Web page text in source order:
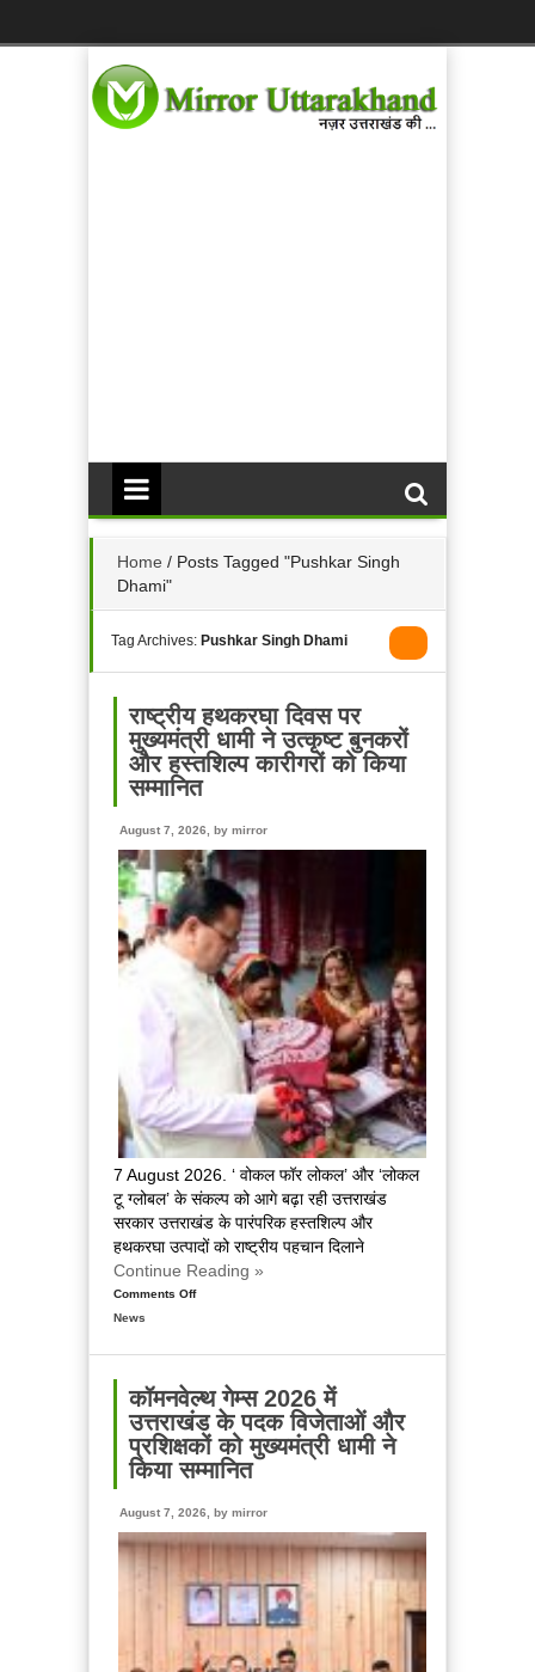
Home / Posts Tagged "Pushkar Singh
Dhami"
Tag Archives: Pushkar Singh Dhami
राष्ट्रीय हथकरघा दिवस पर
मुख्यमंत्री धामी ने उत्कृष्ट बुनकरों
और हस्तशिल्प कारीगरों को किया
सम्मानित
August 7, 2026, by mirror
7 August 2026. ‘ वोकल फॉर लोकल’ और ‘लोकल
टू ग्लोबल’ के संकल्प को आगे बढ़ा रही उत्तराखंड
सरकार उत्तराखंड के पारंपरिक हस्तशिल्प और
हथकरघा उत्पादों को राष्ट्रीय पहचान दिलाने
Continue Reading »
Comments Offon
पर
मुख्यमंत्री
धामी
ने
बुनकरों
और
कारीगरों
को
किया
सम्मानित
News
कॉमनवेल्थ गेम्स 2026 में
उत्तराखंड के पदक विजेताओं और
प्रशिक्षकों को मुख्यमंत्री धामी ने
किया सम्मानित
August 7, 2026, by mirror